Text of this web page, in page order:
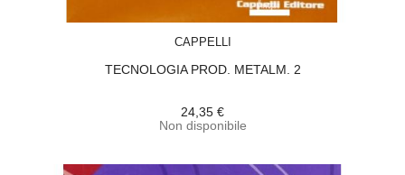
CAPPELLI
TECNOLOGIA PROD. METALM. 2
24,35 €
Non disponibile